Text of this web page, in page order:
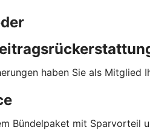
haben Sie als Mitglied
Bündelpaket mit Sparvorteil